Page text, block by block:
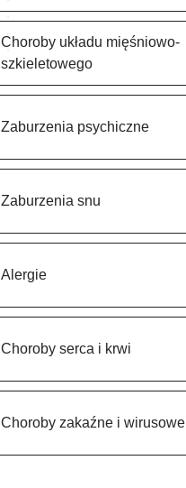
Choroby układu mięśniowo-
szkieletowego
Zaburzenia psychiczne
Zaburzenia snu
Аlergie
Сhoroby serca i krwi
Сhoroby zakaźne i wirusowe